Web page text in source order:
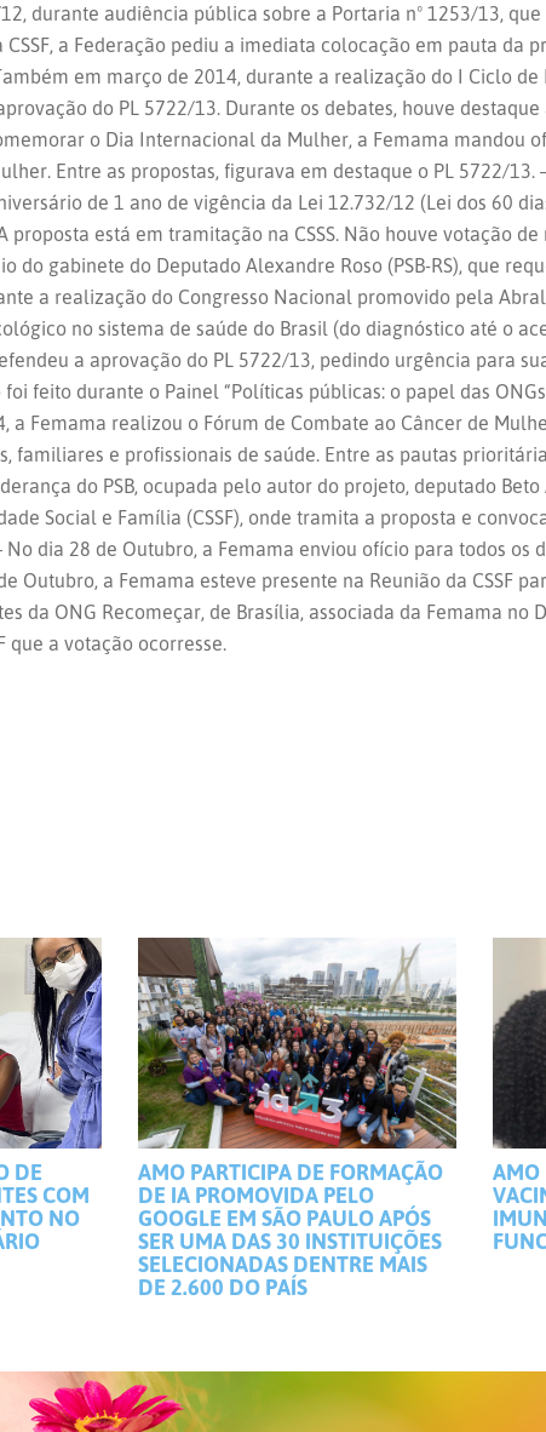
durante audiência pública sobre a Portaria nº 1253/13,
a Federação pediu a imediata colocação em pauta da
em março de 2014, durante a realização do I Ciclo de
do PL 5722/13. Durante os debates, houve
o Dia Internacional da Mulher, a Femama mandou
Entre as propostas, figurava em destaque o PL 5722/13.
de 1 ano de vigência da Lei 12.732/12 (Lei dos 60
está em tramitação na CSSS. Não houve votação
do gabinete do Deputado Alexandre Roso (PSB-RS), que
a realização do Congresso Nacional promovido pela
no sistema de saúde do Brasil (do diagnóstico até o
a aprovação do PL 5722/13, pedindo urgência para
feito durante o Painel “Políticas públicas: o papel das
Femama realizou o Fórum de Combate ao Câncer de
e profissionais de saúde. Entre as pautas
do PSB, ocupada pelo autor do projeto, deputado Beto
Social e Família (CSSF), onde tramita a proposta e
dia 28 de Outubro, a Femama enviou ofício para todos os
Outubro, a Femama esteve presente na Reunião da CSSF
da ONG Recomeçar, de Brasília, associada da Femama no
que a votação ocorresse.
DE
COM
NO
AMO PARTICIPA DE FORMAÇÃO
DE IA PROMOVIDA PELO
GOOGLE EM SÃO PAULO APÓS
SER UMA DAS 30 INSTITUIÇÕES
SELECIONADAS DENTRE MAIS
DE 2.600 DO PAÍS
AMO